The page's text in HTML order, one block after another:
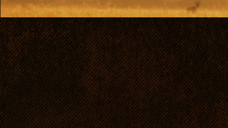
Suka hodowlana
Polski,